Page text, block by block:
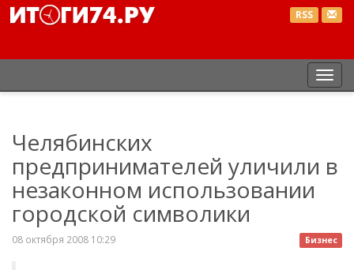
RSS
Челябинских
предпринимателей уличили в
незаконном использовании
городской символики
Бизнес
08 октября 2008 10:29